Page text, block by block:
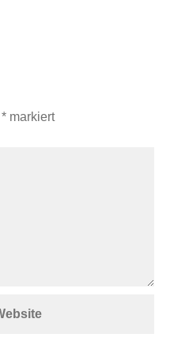
* markiert